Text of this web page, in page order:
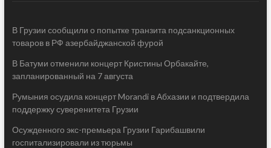
В Грузии сообщили о попытке транзита подсанкционных
товаров в РФ азербайджанской фурой
В Батуми отменили концерт Кристины Орбакайте,
запланированный на 7 августа
Румыния осудила концерт Morandi в Абхазии и подтвердила
поддержку суверенитета Грузии
Осужденного экс-премьера Грузии Гарибашвили
госпитализировали из тюрьмы